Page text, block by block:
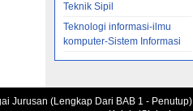
Teknik Sipil
Teknologi informasi-ilmu
komputer-Sistem Informasi
Jurusan (Lengkap Dari BAB 1 - Penutup)